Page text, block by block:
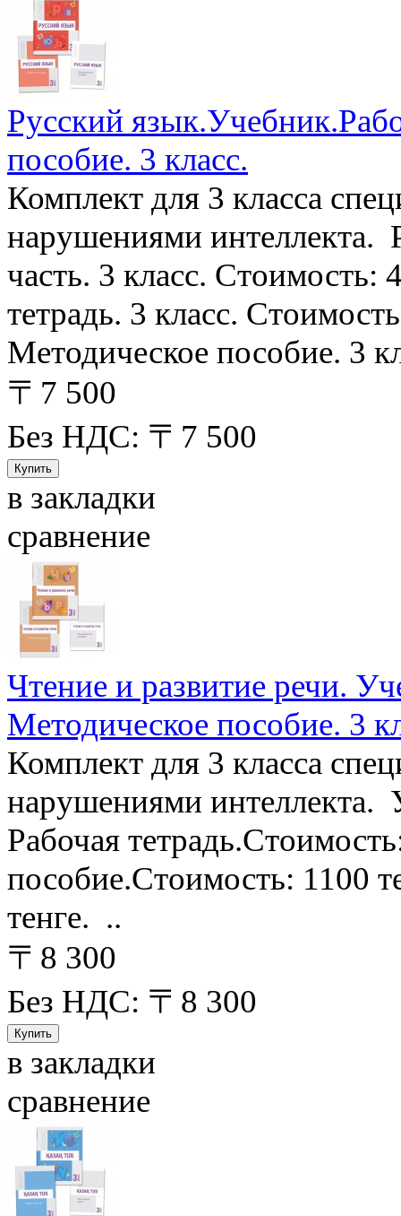
Русский
пособие. 3 класс.
Комплект для 3 класса
нарушениями интеллекта.
часть. 3 класс. Стоимость:
тетрадь. 3 класс.
Методическое пособие. 3
〒7 500
Без НДС: 〒7 500
в закладки
сравнение
Чтение и развитие речи.
Методическое пособие. 3
Комплект для 3 класса
нарушениями интеллекта.
Рабочая
пособие.Стоимость: 1100
тенге. ..
〒8 300
Без НДС: 〒8 300
в закладки
сравнение